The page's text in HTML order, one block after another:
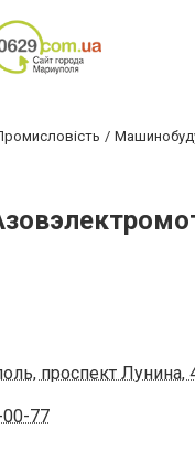
проспект Лунина,
00-77